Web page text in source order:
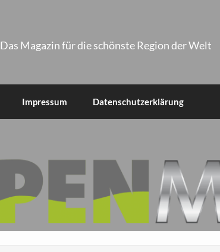
Das Magazin für die schönste Region der Welt
Impressum Datenschutzerklärung